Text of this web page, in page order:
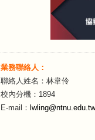
業務聯絡人：
聯絡人姓名：林韋伶
校內分機：1894
E-mail： lwling@ntnu.edu.tw